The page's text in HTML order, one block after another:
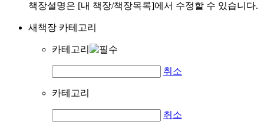
책장설명은 [내 책장/책장목록]에서 수정할 수 있습니다.
새책장 카테고리
카테고리
취소
카테고리
취소